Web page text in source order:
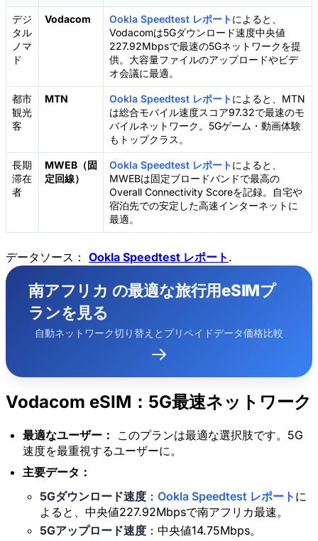
デジ
タル
ノマ
ド
Vodacom Ookla Speedtest レポートによると、
Vodacomは5Gダウンロード速度中央値
227.92Mbpsで最速の5Gネットワークを提
供。大容量ファイルのアップロードやビデ
オ会議に最適。
都市
観光
客
MTN Ookla Speedtest レポートによると、MTN
は総合モバイル速度スコア97.32で最速のモ
バイルネットワーク。5Gゲーム・動画体験
もトップクラス。
長期
滞在
者
MWEB（固
定回線）
Ookla Speedtest レポートによると、
MWEBは固定ブロードバンドで最高の
Overall Connectivity Scoreを記録。自宅や
宿泊先での安定した高速インターネットに
最適。
データソース： Ookla Speedtest レポート .
南アフリカ の最適な旅行用eSIMプ
ランを見る
自動ネットワーク切り替えとプリペイドデータ価格比較
Vodacom eSIM：5G最速ネットワーク
最適なユーザー：
このプランは最適な選択肢です。5G
速度を最重視するユーザーに。
主要データ：
5Gダウンロード速度 ： Ookla Speedtest レポート に
よると、中央値227.92Mbpsで南アフリカ最速。
5Gアップロード速度 ：中央値14.75Mbps。